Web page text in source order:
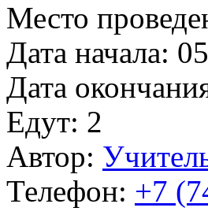
Место
Дата начала:
Дата
Едут: 2
Автор:
Телефон: +7